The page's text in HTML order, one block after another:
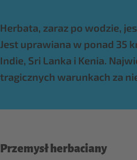
Herbata, zaraz po wodzie,
Jest uprawiana w ponad 35
Indie, Sri Lanka i Kenia.
tragicznych warunkach za
Przemysł herbaciany